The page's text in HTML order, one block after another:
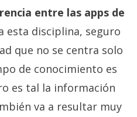
entre las apps de
esta disciplina, seguro
que no se centra solo
de conocimiento es
es tal la información
va a resultar muy